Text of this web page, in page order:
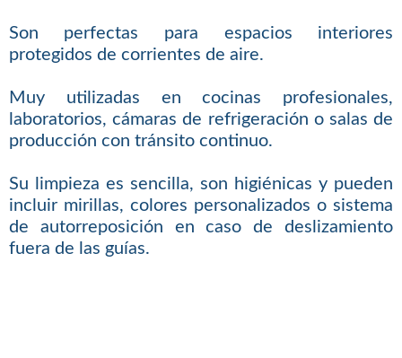
Son perfectas para espacios interiores
protegidos de corrientes de aire.
Muy utilizadas en cocinas profesionales,
laboratorios, cámaras de refrigeración o salas de
producción con tránsito continuo.
Su limpieza es sencilla, son higiénicas y pueden
incluir mirillas, colores personalizados o sistema
de autorreposición en caso de deslizamiento
fuera de las guías.